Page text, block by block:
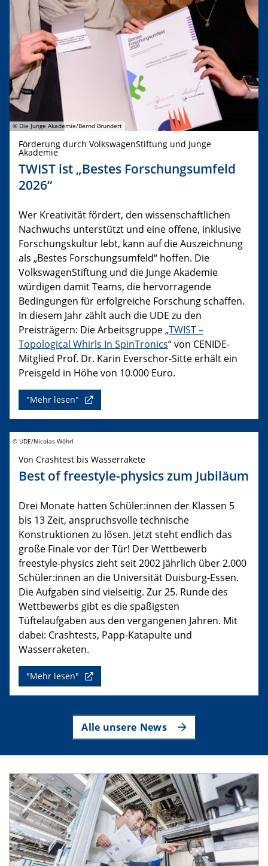
© Die Junge Akademie/Bernd Brundert
Förderung durch VolkswagenStiftung und Junge
Akademie
TWIST ist „Bestes Forschungsumfeld
2026“
Wer Kreativität fördert, den wissenschaftlichen
Nachwuchs unterstützt und eine offene, inklusive
Forschungskultur lebt, kann auf die Auszeichnung
als „Bestes Forschungsumfeld“ hoffen. Die
VolkswagenStiftung und die Junge Akademie
würdigen damit Teams, die hervorragende
Bedingungen für erfolgreiche Forschung schaffen.
In diesem Jahr zählt auch die UDE zu den
Preisträgern: Die Arbeitsgruppe „TWIST –
Topological Whirls In SpinTronics“ von CENIDE-
Mitglied Prof. Dr. Karin Everschor-Sitte erhält ein
Preisgeld in Höhe von 10.000 Euro.
"Mehr lesen"
© UDE/Nicolas Wöhrl
Von Crashtest bis Wasserrakete
Best of freestyle-physics zum Jubiläum
Drei Monate hatten Schüler:innen der Klassen 5
bis 13 Zeit, anspruchsvolle technische
Konstruktionen zu lösen. Jetzt steht endlich das
große Finale vor der Tür! Der Wettbewerb
freestyle-physics zieht seit 2002 jährlich über 2.000
Schüler:innen an die Universität Duisburg-Essen.
Die Aufgaben sind vielseitig. Zur 25. Runde des
Wettbewerbs gibt es die spaßigsten
Tüftelaufgaben aus den vergangenen Jahren. Mit
dabei: Crashtests, Papp-Katapulte und
Wasserraketen.
"Mehr lesen"
Alle unsere News